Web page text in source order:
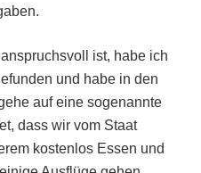
ist, habe ich
und habe in den
auf eine sogenannte
dass wir vom Staat
kostenlos Essen und